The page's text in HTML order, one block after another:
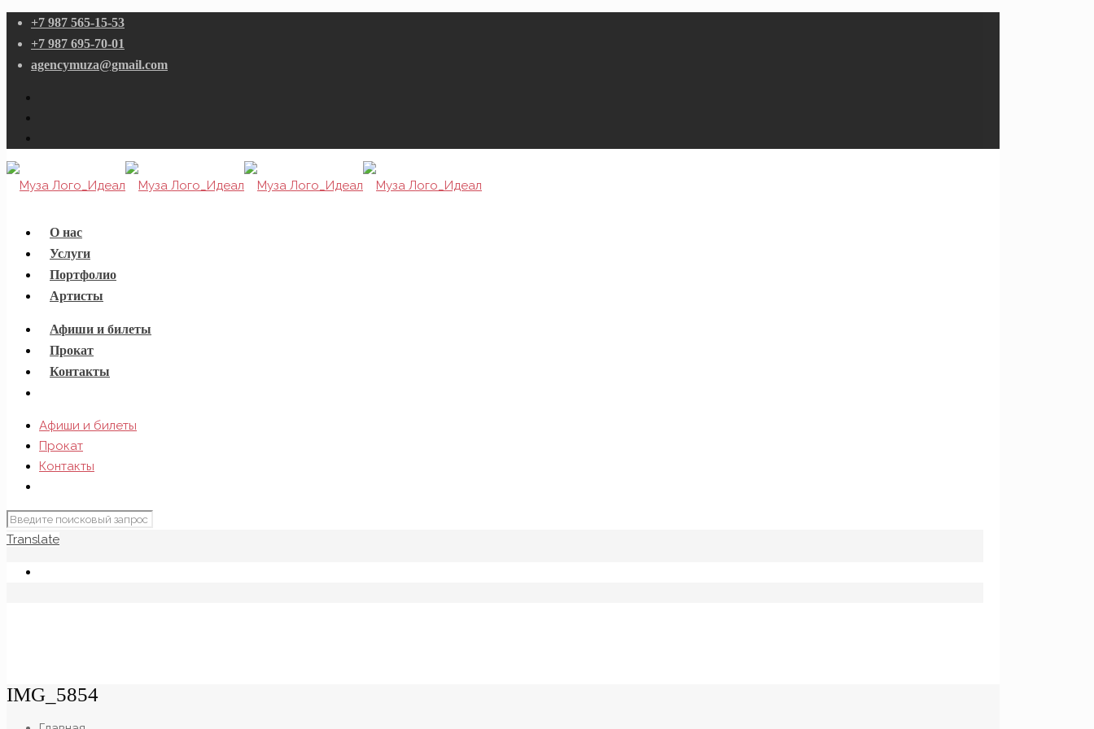
+7 987 565-15-53
+7 987 695-70-01
agencymuza@gmail.com
О нас
Услуги
Портфолио
Артисты
Афиши и билеты
Прокат
Контакты
Афиши и билеты
Прокат
Контакты
Translate
IMG_5854